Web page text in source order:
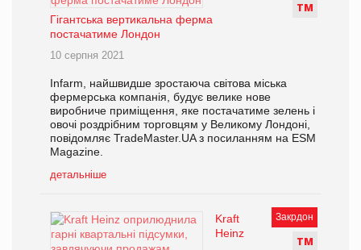
ТМ
Гігантська вертикальна ферма
постачатиме Лондон
10 серпня 2021
Infarm, найшвидше зростаюча світова міська
фермерська компанія, будує велике нове
виробниче приміщення, яке постачатиме зелень і
овочі роздрібним торговцям у Великому Лондоні,
повідомляє TradeMaster.UA з посиланням на ESM
Magazine.
детальніше
Закрдон
ТМ
Kraft
Heinz